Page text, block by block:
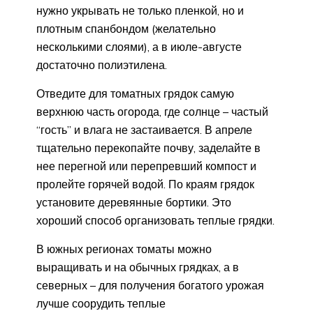
нужно укрывать не только пленкой, но и
плотным спанбондом (желательно
несколькими слоями), а в июле-августе
достаточно полиэтилена.
Отведите для томатных грядок самую
верхнюю часть огорода, где солнце – частый
“гость” и влага не застаивается. В апреле
тщательно перекопайте почву, заделайте в
нее перегной или перепревший компост и
пролейте горячей водой. По краям грядок
установите деревянные бортики. Это
хороший способ организовать теплые грядки.
В южных регионах томаты можно
выращивать и на обычных грядках, а в
северных – для получения богатого урожая
лучше соорудить теплые